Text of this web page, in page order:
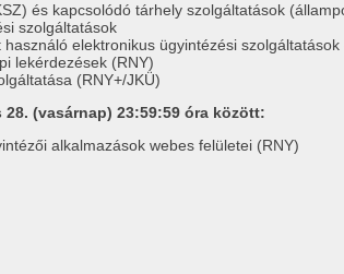
és kapcsolódó tárhely szolgáltatások
szolgáltatások
használó elektronikus ügyintézési szolgáltatások
lekérdezések (RNY)
(RNY+/JKÜ)
(vasárnap) 23:59:59 óra között:
alkalmazások webes felületei (RNY)